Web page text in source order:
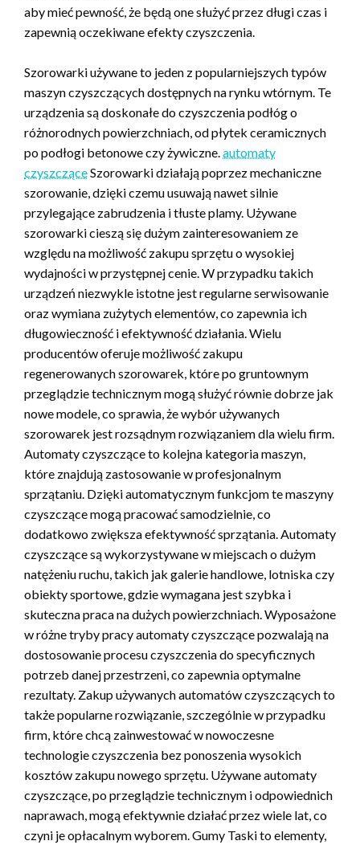
aby mieć pewność, że będą one służyć przez długi czas i
zapewnią oczekiwane efekty czyszczenia.
Szorowarki używane to jeden z popularniejszych typów
maszyn czyszczących dostępnych na rynku wtórnym. Te
urządzenia są doskonałe do czyszczenia podłóg o
różnorodnych powierzchniach, od płytek ceramicznych
po podłogi betonowe czy żywiczne. automaty
czyszcząceSzorowarki działają poprzez mechaniczne
szorowanie, dzięki czemu usuwają nawet silnie
przylegające zabrudzenia i tłuste plamy. Używane
szorowarki cieszą się dużym zainteresowaniem ze
względu na możliwość zakupu sprzętu o wysokiej
wydajności w przystępnej cenie. W przypadku takich
urządzeń niezwykle istotne jest regularne serwisowanie
oraz wymiana zużytych elementów, co zapewnia ich
długowieczność i efektywność działania. Wielu
producentów oferuje możliwość zakupu
regenerowanych szorowarek, które po gruntownym
przeglądzie technicznym mogą służyć równie dobrze jak
nowe modele, co sprawia, że wybór używanych
szorowarek jest rozsądnym rozwiązaniem dla wielu firm.
Automaty czyszczące to kolejna kategoria maszyn,
które znajdują zastosowanie w profesjonalnym
sprzątaniu. Dzięki automatycznym funkcjom te maszyny
czyszczące mogą pracować samodzielnie, co
dodatkowo zwiększa efektywność sprzątania. Automaty
czyszczące są wykorzystywane w miejscach o dużym
natężeniu ruchu, takich jak galerie handlowe, lotniska czy
obiekty sportowe, gdzie wymagana jest szybka i
skuteczna praca na dużych powierzchniach. Wyposażone
w różne tryby pracy automaty czyszczące pozwalają na
dostosowanie procesu czyszczenia do specyficznych
potrzeb danej przestrzeni, co zapewnia optymalne
rezultaty. Zakup używanych automatów czyszczących to
także popularne rozwiązanie, szczególnie w przypadku
firm, które chcą zainwestować w nowoczesne
technologie czyszczenia bez ponoszenia wysokich
kosztów zakupu nowego sprzętu. Używane automaty
czyszczące, po przeglądzie technicznym i odpowiednich
naprawach, mogą efektywnie działać przez wiele lat, co
czyni je opłacalnym wyborem. Gumy Taski to elementy,